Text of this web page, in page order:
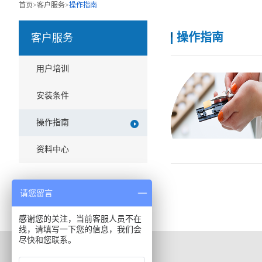
首页>客户服务>操作指南
客户服务
用户培训
安装条件
操作指南
资料中心
操作指南
请您留言
感谢您的关注，当前客服人员不在
线，请填写一下您的信息，我们会
尽快和您联系。